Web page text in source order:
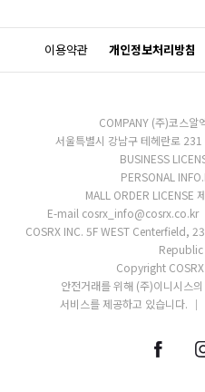
이용약관 개인정보처리방침
COMPANY (주)코스알
서울특별시 강남구 테헤란로
BUSINESS
PERSONAL
MALL ORDER LICENSE
E-mail cosrx_info@cosrx.co.kr
COSRX INC. 5F WEST Centerfield,
Copyright
안전거래를 위해 (주)이니시스
서비스를 제공하고 있습니다.